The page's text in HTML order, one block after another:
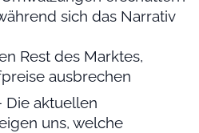
sich das Narrativ
Rest des Marktes,
ausbrechen
Die aktuellen
uns, welche